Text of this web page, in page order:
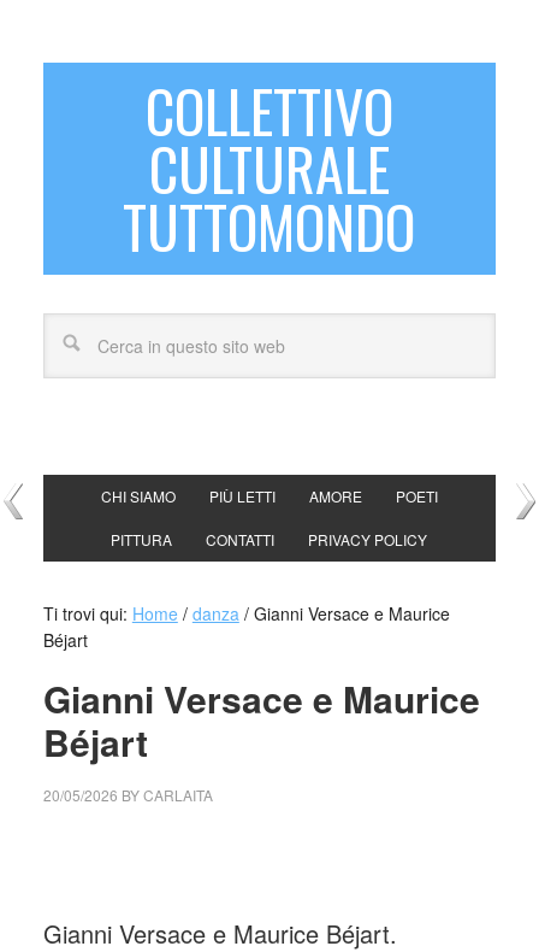
COLLETTIVO
CULTURALE
TUTTOMONDO
CHI SIAMO PIÙ LETTI AMORE POETI
PITTURA CONTATTI PRIVACY POLICY
Ti trovi qui: Home / danza /Gianni Versace e Maurice
Béjart
Gianni Versace e Maurice
Béjart
20/05/2026 BYCARLAITA
Gianni Versace e Maurice Béjart.